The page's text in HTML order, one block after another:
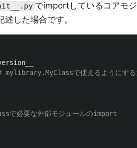
でimportしているコアモジ
した場合です。